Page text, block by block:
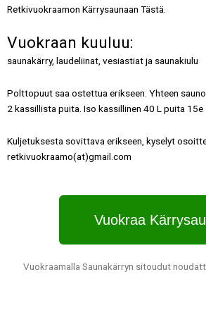
Retkivuokraamon Kärrysaunaan Tästä
Vuokraan kuuluu:
saunakärry, laudeliinat, vesiastiat ja saunakiulu
Polttopuut saa ostettua erikseen. Yhteen
2 kassillista puita. Iso kassillinen 40 L puita 15e
Kuljetuksesta sovittava erikseen, kyselyt
retkivuokraamo(at)gmail.com
Vuokraa
Vuokraamalla Saunakärryn sitoudut